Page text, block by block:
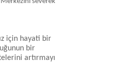
için hayati bir
bir
artırmayı